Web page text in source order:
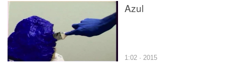
Azul
1:02 · 2015